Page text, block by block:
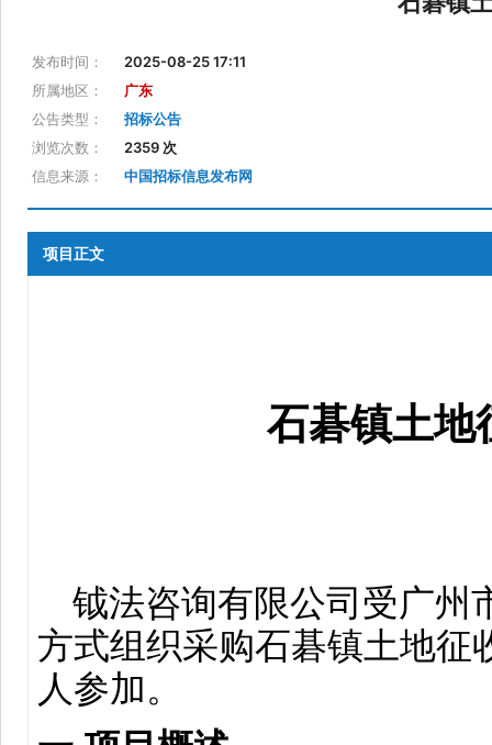
发布时间：
2025-08-25 17:11
所属地区：
广东
公告类型：
招标公告
浏览次数：
2359 次
信息来源：
中国招标信息发布网
项目正文